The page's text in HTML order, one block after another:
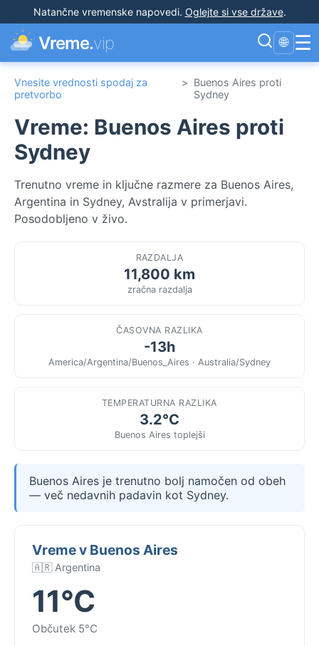
Natančne vremenske napovedi. Oglejte si vse države.
Vreme.vip 🌐 ☰
Vnesite vrednosti spodaj za
pretvorbo
> Buenos Aires proti
Sydney
Vreme: Buenos Aires proti
Sydney
Trenutno vreme in ključne razmere za Buenos Aires,
Argentina in Sydney, Avstralija v primerjavi.
Posodobljeno v živo.
RAZDALJA
11,800 km
zračna razdalja
ČASOVNA RAZLIKA
-13h
America/Argentina/Buenos_Aires · Australia/Sydney
TEMPERATURNA RAZLIKA
3.2°C
Buenos Aires toplejši
Buenos Aires je trenutno bolj namočen od obeh
— več nedavnih padavin kot Sydney.
Vreme v Buenos Aires
🇦🇷 Argentina
11°C
Občutek 5°C